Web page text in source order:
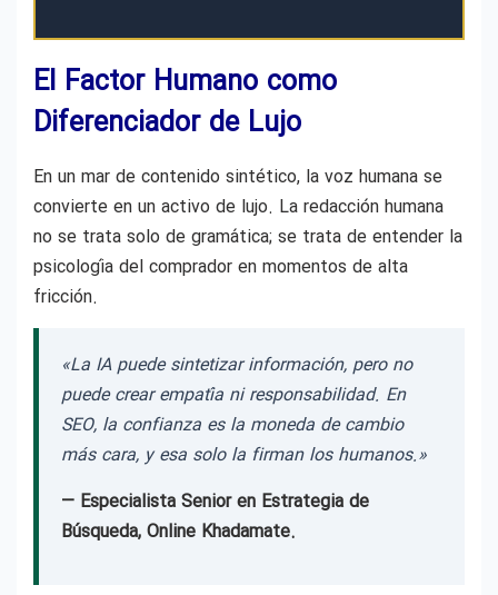
El Factor Humano como
Diferenciador de Lujo
En un mar de contenido sintético, la voz humana se
convierte en un activo de lujo. La redacción humana
no se trata solo de gramática; se trata de entender la
psicología del comprador en momentos de alta
fricción.
«La IA puede sintetizar información, pero no
puede crear empatía ni responsabilidad. En
SEO, la confianza es la moneda de cambio
más cara, y esa solo la firman los humanos.»
— Especialista Senior en Estrategia de
Búsqueda, Online Khadamate.